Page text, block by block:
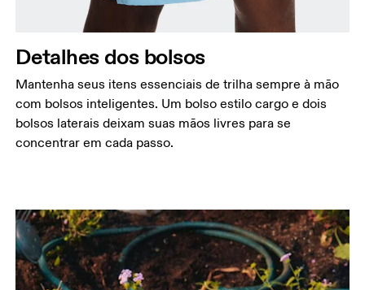
Detalhes dos bolsos
Mantenha seus itens essenciais de trilha sempre à mão
com bolsos inteligentes. Um bolso estilo cargo e dois
bolsos laterais deixam suas mãos livres para se
concentrar em cada passo.